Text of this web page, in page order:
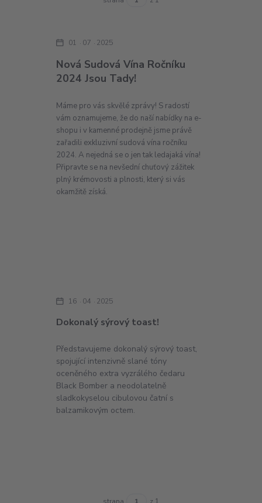
Nová Sudová Vína Ročníku
2024 Jsou Tady!
01 07 2025
Máme pro vás skvělé zprávy! S radostí
vám oznamujeme, že do naší nabídky na e-
shopu i v kamenné prodejně jsme právě
zařadili exkluzivní sudová vína ročníku
2024. A nejedná se o jen tak ledajaká vína!
Připravte se na nevšední chuťový zážitek
plný krémovosti a plnosti, který si vás
okamžitě získá.
Dokonalý sýrový toast!
16 04 2025
Představujeme dokonalý sýrový toast,
spojující intenzivně slané tóny
oceněného extra vyzrálého čedaru
Black Bomber a neodolatelně
sladkokyselou cibulovou čatní s
balzamikovým octem.
strana z 1